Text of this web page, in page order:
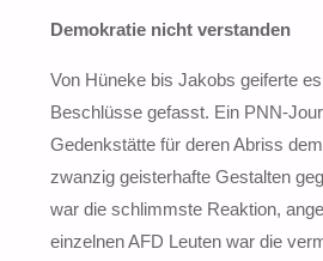
Demokratie nicht verstanden
Von Hüneke bis Jakobs geiferte
Beschlüsse gefasst. Ein PNN-
Gedenkstätte für deren Abriss
zwanzig geisterhafte Gestalten
war die schlimmste Reaktion,
einzelnen AFD Leuten war die